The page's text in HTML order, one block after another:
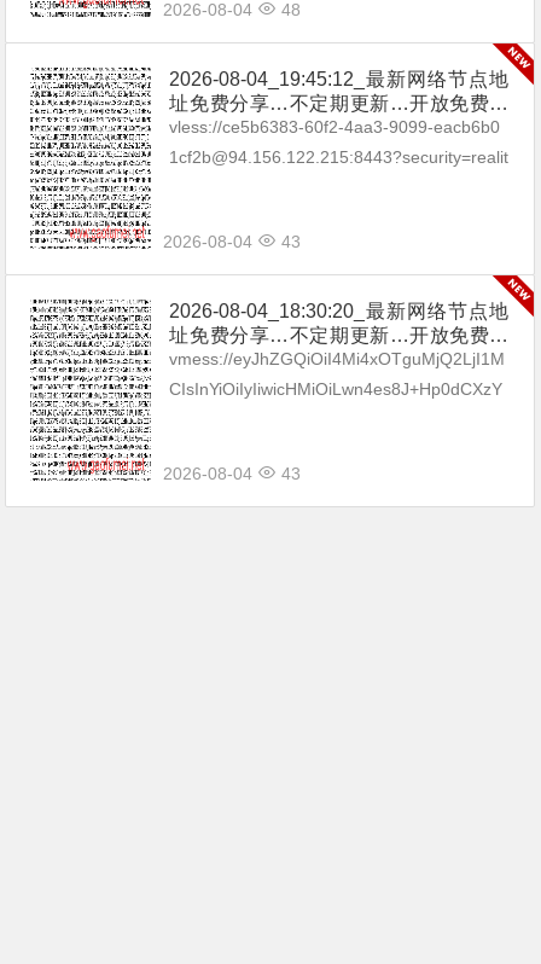
2026-08-04 48
2026-08-04_19:45:12_最新网络节点地
址免费分享…不定期更新…开放免费分
享（网络免费节点香港|日本|韩国|新加
坡|台湾|马来西亚|…
vless://ce5b6383-60f2-4aa3-9099-eacb6b0
1cf2b@94.156.122.215:8443?security=realit
2026-08-04 43
2026-08-04_18:30:20_最新网络节点地
址免费分享…不定期更新…开放免费分
享（网络免费节点香港|日本|韩国|新加
坡|台湾|马来西亚|…
vmess://eyJhZGQiOiI4Mi4xOTguMjQ2LjI1M
CIsInYiOiIyIiwicHMiOiLwn4es8J+Hp0dCXzY
2026-08-04 43